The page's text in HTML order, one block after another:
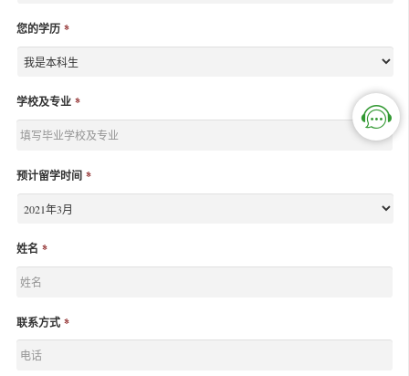
您的学历 *
学校及专业 *
预计留学时间 *
姓名 *
联系方式 *